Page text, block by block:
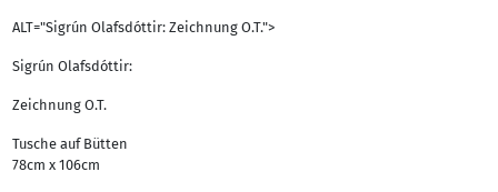
ALT="Sigrún Olafsdóttir: Zeichnung O.T.">
Sigrún Olafsdóttir:
Zeichnung O.T.
Tusche auf Bütten
78cm x 106cm